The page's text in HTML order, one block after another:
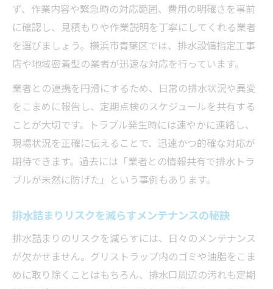
ず、作業内容や緊急時の対応範囲、費用の明確さを事前
に確認し、見積もりや作業説明を丁寧にしてくれる業者
を選びましょう。横浜市青葉区では、排水設備指定工事
店や地域密着型の業者が迅速な対応を行っています。
業者との連携を円滑にするため、日常の排水状況や異変
をこまめに報告し、定期点検のスケジュールを共有する
ことが大切です。トラブル発生時には速やかに連絡し、
現場状況を正確に伝えることで、迅速かつ的確な対応が
期待できます。過去には「業者との情報共有で排水トラ
ブルが未然に防げた」という事例もあります。
排水詰まりリスクを減らすメンテナンスの秘訣
排水詰まりのリスクを減らすには、日々のメンテナンス
が欠かせません。グリストラップ内のゴミや油脂をこま
めに取り除くことはもちろん、排水口周辺の汚れも定期